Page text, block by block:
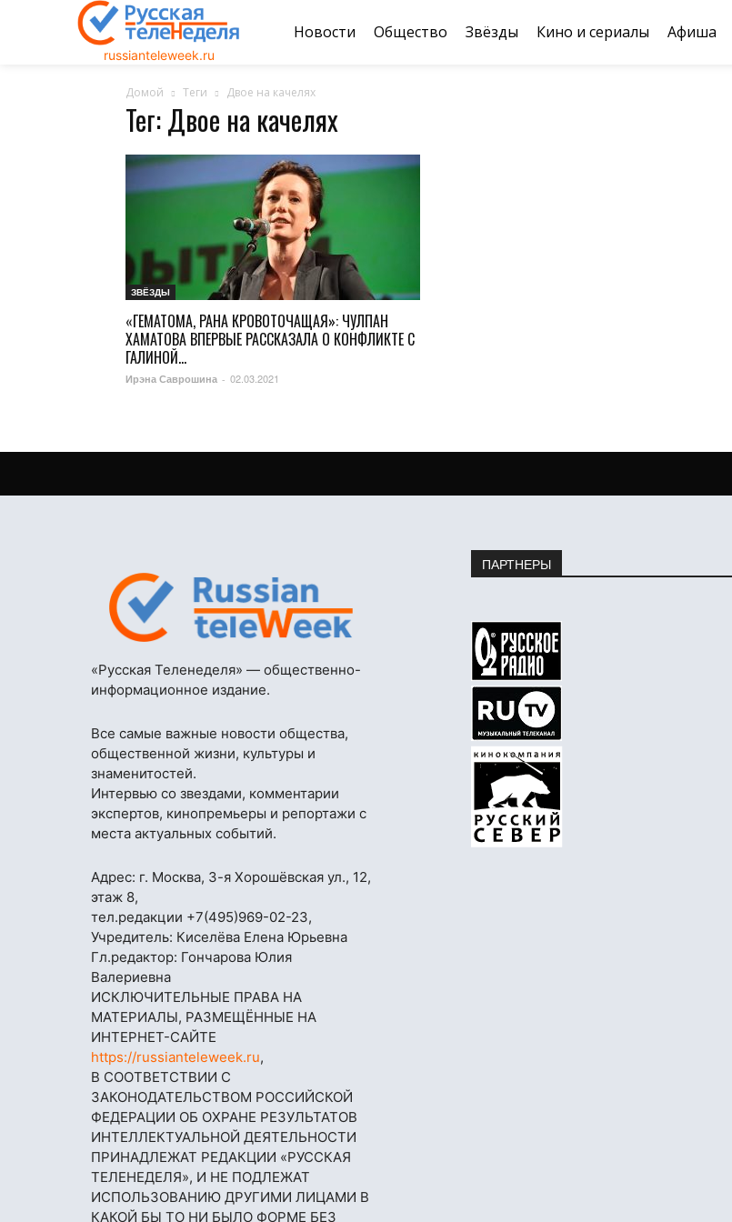
russianteleweek.ru
Новости Общество Звёзды Кино и сериалы Афиша
Домой Теги Двое на качелях
Тег: Двое на качелях
ЗВЁЗДЫ
«ГЕМАТОМА, РАНА КРОВОТОЧАЩАЯ»: ЧУЛПАН
ХАМАТОВА ВПЕРВЫЕ РАССКАЗАЛА О КОНФЛИКТЕ С
ГАЛИНОЙ...
Ирэна Саврошина - 02.03.2021
«Русская Теленеделя» — общественно-
информационное издание.
Все самые важные новости общества,
общественной жизни, культуры и
знаменитостей.
Интервью со звездами, комментарии
экспертов, кинопремьеры и репортажи с
места актуальных событий.
Адрес: г. Москва, 3-я Хорошёвская ул., 12,
этаж 8,
тел.редакции +7(495)969-02-23,
Учредитель: Киселёва Елена Юрьевна
Гл.редактор: Гончарова Юлия
Валериевна
ИСКЛЮЧИТЕЛЬНЫЕ ПРАВА НА
МАТЕРИАЛЫ, РАЗМЕЩЁННЫЕ НА
ИНТЕРНЕТ-САЙТЕ
https://russianteleweek.ru,
В СООТВЕТСТВИИ С
ЗАКОНОДАТЕЛЬСТВОМ РОССИЙСКОЙ
ФЕДЕРАЦИИ ОБ ОХРАНЕ РЕЗУЛЬТАТОВ
ИНТЕЛЛЕКТУАЛЬНОЙ ДЕЯТЕЛЬНОСТИ
ПРИНАДЛЕЖАТ РЕДАКЦИИ «РУССКАЯ
ТЕЛЕНЕДЕЛЯ», И НЕ ПОДЛЕЖАТ
ИСПОЛЬЗОВАНИЮ ДРУГИМИ ЛИЦАМИ В
КАКОЙ БЫ ТО НИ БЫЛО ФОРМЕ БЕЗ
ПАРТНЕРЫ